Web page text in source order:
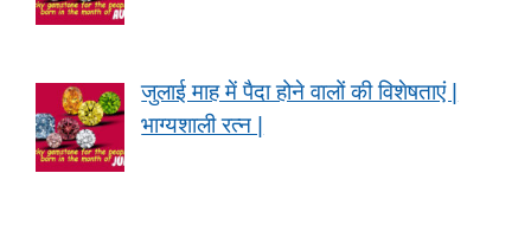
जुलाई माह में पैदा होने वालों की विशेषताएं |
भाग्यशाली रत्न |